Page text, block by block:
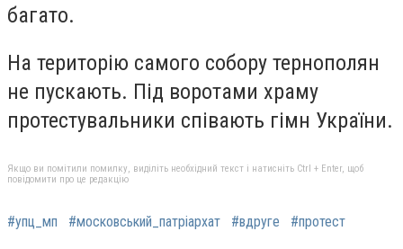
багато.
На територію самого собору тернополян
не пускають. Під воротами храму
протестувальники співають гімн України.
Якщо ви помітили помилку, виділіть необхідний текст і натисніть Ctrl + Enter, щоб
повідомити про це редакцію
#упц_мп #московський_патріархат #вдруге #протест